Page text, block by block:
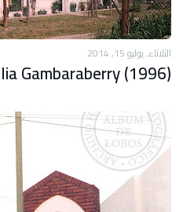
الثلاثاء, يوليو 15, 2014
Gambaraberry (1996)